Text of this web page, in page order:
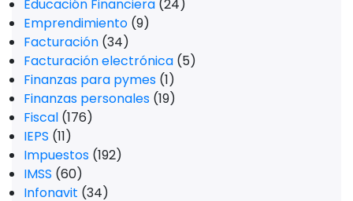
Educación Financiera (24)
Emprendimiento (9)
Facturación (34)
Facturación electrónica (5)
Finanzas para pymes (1)
Finanzas personales (19)
Fiscal (176)
IEPS (11)
Impuestos (192)
IMSS (60)
Infonavit (34)